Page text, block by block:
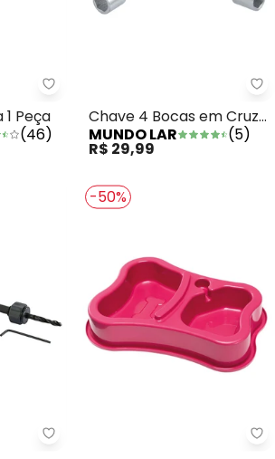
Mundo Lar - Mp3 Player Prata 1
Peça
(46)
Chave 4 Bocas em Cruz
Metal 1 Peça
MUNDO LAR (5)
R$ 29,99
Mundo Lar - Kit Serras de Furo
-50%